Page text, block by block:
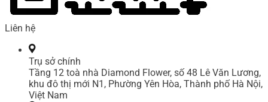
Liên hệ
Trụ sở chính
Tầng 12 toà nhà Diamond Flower, số 48 Lê Văn Lương,
khu đô thị mới N1, Phường Yên Hòa, Thành phố Hà Nội,
Việt Nam